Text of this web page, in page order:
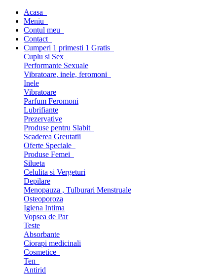
Acasa
Meniu
Contul meu
Contact
Cumperi 1 primesti 1 Gratis
Cuplu si Sex
Performante Sexuale
Vibratoare, inele, feromoni
Inele
Vibratoare
Parfum Feromoni
Lubrifiante
Prezervative
Produse pentru Slabit
Scaderea Greutatii
Oferte Speciale
Produse Femei
Silueta
Celulita si Vergeturi
Depilare
Menopauza , Tulburari Menstruale
Osteoporoza
Igiena Intima
Vopsea de Par
Teste
Absorbante
Ciorapi medicinali
Cosmetice
Ten
Antirid